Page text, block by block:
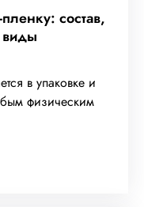
состав,
виды
в упаковке и
физическим